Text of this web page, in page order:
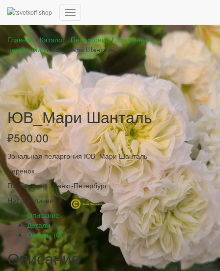
Переключить
навигацию
Главная /Каталог/Пеларгонии/Зональные
пеларгонии/ ЮВ_Мари Шанталь
ЮВ_Мари Шанталь
₽500.00
Зональная пеларгония ЮВ_Мари Шанталь
Черенок
Питомник в г. Санкт-Петербург
Нет в наличии
Описание
Детали
Отзывы (0)
Описание